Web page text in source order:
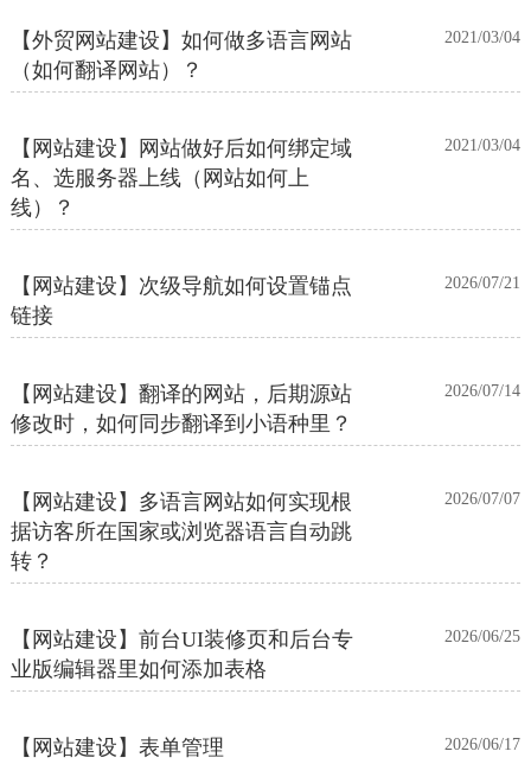
【外贸网站建设】如何做多语言网站
（如何翻译网站）？
2021/03/04
【网站建设】网站做好后如何绑定域
名、选服务器上线（网站如何上
线）？
2021/03/04
【网站建设】次级导航如何设置锚点
链接
2026/07/21
【网站建设】翻译的网站，后期源站
修改时，如何同步翻译到小语种里？
2026/07/14
【网站建设】多语言网站如何实现根
据访客所在国家或浏览器语言自动跳
转？
2026/07/07
【网站建设】前台UI装修页和后台专
业版编辑器里如何添加表格
2026/06/25
【网站建设】表单管理 2026/06/17